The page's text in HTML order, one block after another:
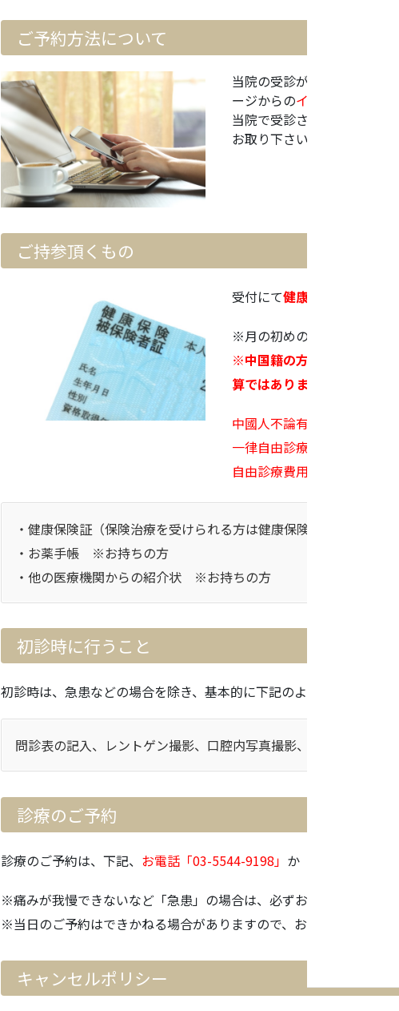
ご予約方法について
当院の受診が初めての方は、
ージからのインターネット予
当院で受診されたことのある
お取り下さい。
ご持参頂くもの
受付にて健康保険証をご提出
※月の初めの受診の際にも健
※中国籍の方は保険証有無に
算ではありません。）
中國人不論有沒有日本保險證
一律自由診療
自由診療費用請參考
・健康保険証（保険治療を受けられる方は健康保険証を必ずお持ち
・お薬手帳 ※お持ちの方
・他の医療機関からの紹介状 ※お持ちの方
初診時に行うこと
初診時は、急患などの場合を除き、基本的に下記のようなことを行い
問診表の記入、レントゲン撮影、口腔内写真撮影、歯周検査、ご説
診療のご予約
診療のご予約は、下記、 お電話「03-5544-9198 」 か
※痛みが我慢できないなど「急患」の場合は、必ずお電話でお問い合
※当日のご予約はできかねる場合がありますので、お急ぎの場合はお
キャンセルポリシー